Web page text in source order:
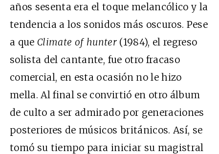
años sesenta era el toque melancólico y la
tendencia a los sonidos más oscuros. Pese
a queClimate of hunter(1984), el regreso
solista del cantante, fue otro fracaso
comercial, en esta ocasión no le hizo
mella. Al final se convirtió en otro álbum
de culto a ser admirado por generaciones
posteriores de músicos británicos. Así, se
tomó su tiempo para iniciar su magistral